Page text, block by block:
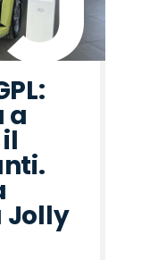
a
Jolly